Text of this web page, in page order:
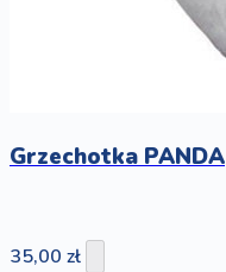
Grzechotka PANDA
35,00 zł